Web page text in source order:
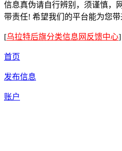
信息真伪请自行辨别，须谨慎，
带责任! 希望我们的平台能为您带
[乌拉特后旗分类信息网反馈中心]
首页
发布信息
账户